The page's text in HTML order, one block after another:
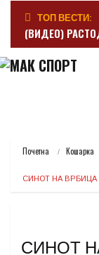
ТОП ВЕСТИ:
(ВИДЕО)
Почетна Кошарка
СИНОТ НА ВРБИЦА
СИНОТ